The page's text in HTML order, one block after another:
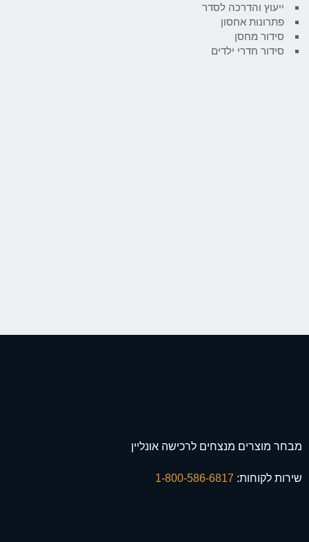
ייעוץ והדרכה לסדר
פתרונות אחסון
סידור מחסן
סידור חדרי ילדים
מבחר מוצרים מנצחים לרכישה אונליין
שירות לקוחות: